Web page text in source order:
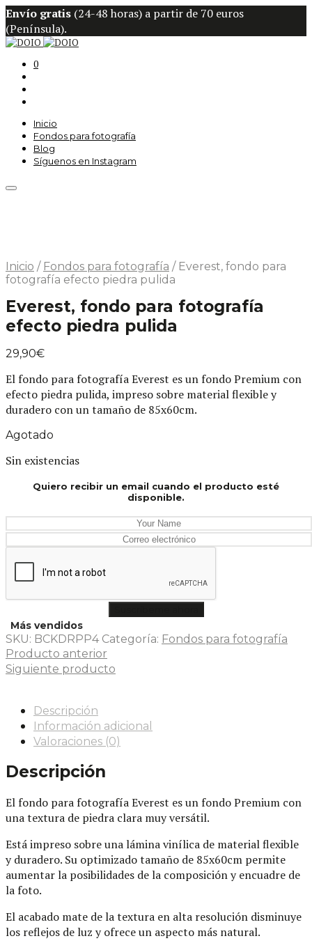
Envío gratis (24-48 horas) a partir de 70 euros
(Península).
0
Inicio
Fondos para fotografía
Blog
Síguenos en Instagram
Inicio / Fondos para fotografía /Everest, fondo para
fotografía efecto piedra pulida
Everest, fondo para fotografía
efecto piedra pulida
29,90€
El fondo para fotografía Everest es un fondo Premium con
efecto piedra pulida, impreso sobre material flexible y
duradero con un tamaño de 85x60cm.
Agotado
Sin existencias
Quiero recibir un email cuando el producto esté
disponible.
Más vendidos
SKU: BCKDRPP4 Categoría: Fondos para fotografía
Producto anterior
Siguiente producto
Descripción
Información adicional
Valoraciones (0)
Descripción
El fondo para fotografía Everest es un fondo Premium con
una textura de piedra clara muy versátil.
Está impreso sobre una lámina vinílica de material flexible
y duradero. Su optimizado tamaño de 85x60cm permite
aumentar la posibilidades de la composición y encuadre de
la foto.
El acabado mate de la textura en alta resolución disminuye
los reflejos de luz y ofrece un aspecto más natural.